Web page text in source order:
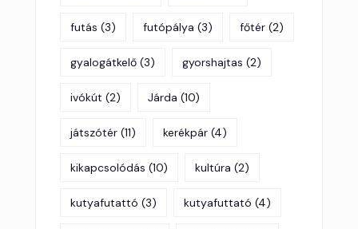
futás (3) futópálya (3) főtér (2)
gyalogátkelő (3) gyorshajtas (2)
ivókút (2) Járda (10)
játszótér (11) kerékpár (4)
kikapcsolódás (10) kultúra (2)
kutyafutattó (3) kutyafuttató (4)